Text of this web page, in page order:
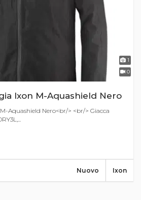
1
0
Ixon M-Aquashield Nero
Aquashield Nero<br/> <br/> Giacca
Ixon
Nuovo